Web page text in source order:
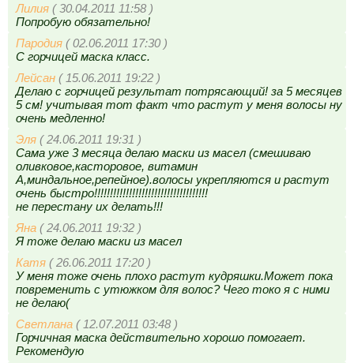
Лилия ( 30.04.2011 11:58 )
Попробую обязательно!
Пародия ( 02.06.2011 17:30 )
С горчицей маска класс.
Лейсан ( 15.06.2011 19:22 )
Делаю с горчицей результат потрясающий! за 5 месяцев
5 см! учитывая тот факт что растут у меня волосы ну
очень медленно!
Эля ( 24.06.2011 19:31 )
Сама уже 3 месяца делаю маски из масел (смешиваю
оливковое,касторовое, витамин
А,миндальное,репейное).волосы укрепляются и растут
очень быстро!!!!!!!!!!!!!!!!!!!!!!!!!!!!!!!!!!!!
не перестану их делать!!!
Яна ( 24.06.2011 19:32 )
Я тоже делаю маски из масел
Катя ( 26.06.2011 17:20 )
У меня тоже очень плохо растут кудряшки.Может пока
повременить с утюжком для волос? Чего токо я с ними
не делаю(
Светлана ( 12.07.2011 03:48 )
Горчичная маска действительно хорошо помогает.
Рекомендую